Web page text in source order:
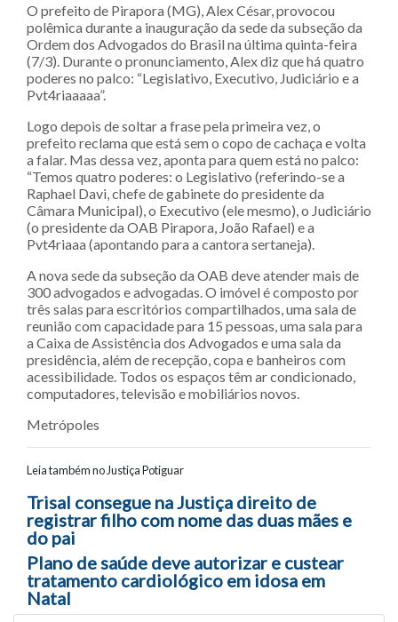
O prefeito de Pirapora (MG), Alex César, provocou
polêmica durante a inauguração da sede da subseção da
Ordem dos Advogados do Brasil na última quinta-feira
(7/3). Durante o pronunciamento, Alex diz que há quatro
poderes no palco: “Legislativo, Executivo, Judiciário e a
Pvt4riaaaaa”.
Logo depois de soltar a frase pela primeira vez, o
prefeito reclama que está sem o copo de cachaça e volta
a falar. Mas dessa vez, aponta para quem está no palco:
“Temos quatro poderes: o Legislativo (referindo-se a
Raphael Davi, chefe de gabinete do presidente da
Câmara Municipal), o Executivo (ele mesmo), o Judiciário
(o presidente da OAB Pirapora, João Rafael) e a
Pvt4riaaa (apontando para a cantora sertaneja).
A nova sede da subseção da OAB deve atender mais de
300 advogados e advogadas. O imóvel é composto por
três salas para escritórios compartilhados, uma sala de
reunião com capacidade para 15 pessoas, uma sala para
a Caixa de Assistência dos Advogados e uma sala da
presidência, além de recepção, copa e banheiros com
acessibilidade. Todos os espaços têm ar condicionado,
computadores, televisão e mobiliários novos.
Metrópoles
Leia também no Justiça Potiguar
Navegação entre posts
Trisal consegue na Justiça direito de
registrar filho com nome das duas mães e
do pai
Plano de saúde deve autorizar e custear
tratamento cardiológico em idosa em
Natal